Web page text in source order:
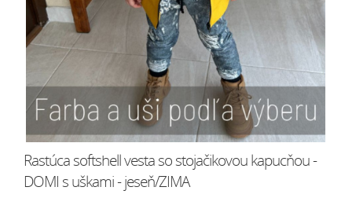
Rastúca softshell vesta so stojačikovou kapucňou -
DOMI s uškami - jeseň/ZIMA